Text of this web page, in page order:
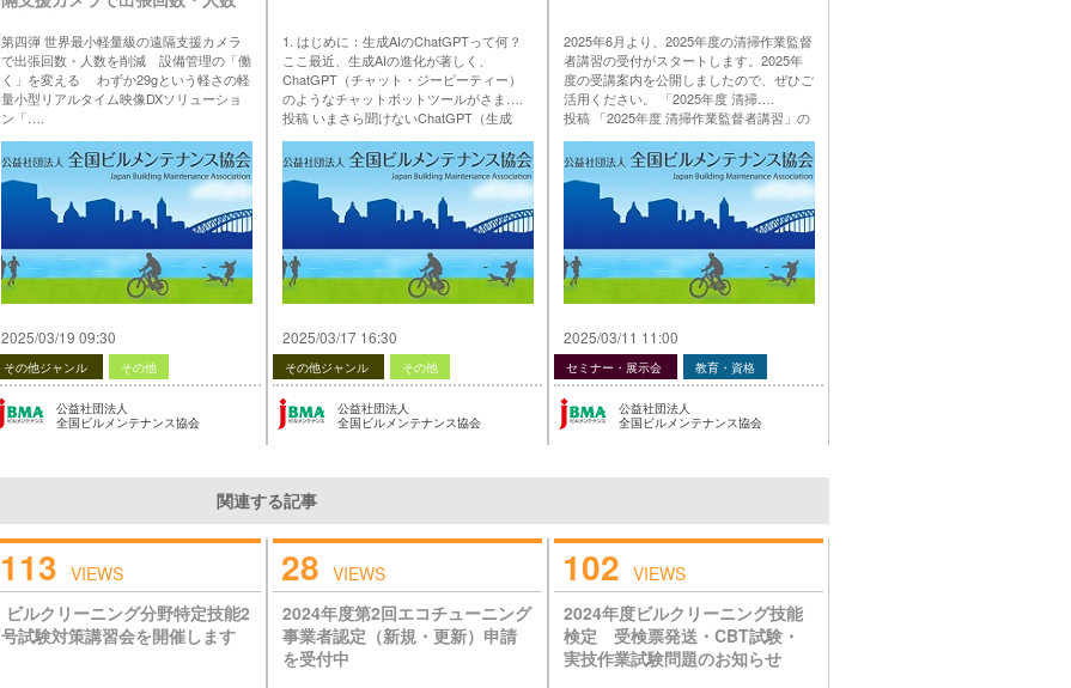
変える＞
第四弾 世界最小軽量級の遠隔支援カメラ
で出張回数・人数を削減 設備管理の「働
く」を変える わずか29gという軽さの軽
量小型リアルタイム映像DXソリューショ
ン「….
弾 ＜世界最小軽量級の遠隔支援カメラで
出張回数・人数を削減 設備管理の「働
く」を変える＞ は 公益社団法人 全国ビル
メンテナンス協会 に最初に表示されまし
…
2025/03/19 09:30
その他ジャンル その他
公益社団法人
全国ビルメンテナンス協会
1. はじめに：生成AIのChatGPTって何？
ここ最近、生成AIの進化が著しく、
ChatGPT（チャット・ジーピーティー）
のようなチャットボットツールがさま….
投稿 いまさら聞けないChatGPT（生成
メンテナンス協会 に最初に表示されまし
た。
2025/03/17 16:30
その他ジャンル その他
公益社団法人
全国ビルメンテナンス協会
2025年6月より、2025年度の清掃作業監督
者講習の受付がスタートします。2025年
度の受講案内を公開しましたので、ぜひご
活用ください。 「2025年度 清掃….
投稿 「2025年度 清掃作業監督者講習」の
ンス協会 に最初に表示されました。
…
2025/03/11 11:00
セミナー・展示会 教育・資格
公益社団法人
全国ビルメンテナンス協会
関連する記事
113 VIEWS
ビルクリーニング分野特定技能2
号試験対策講習会を開催します
28 VIEWS
2024年度第2回エコチューニング
事業者認定（新規・更新）申請
を受付中
102 VIEWS
2024年度ビルクリーニング技能
検定 受検票発送・CBT試験・
実技作業試験問題のお知らせ